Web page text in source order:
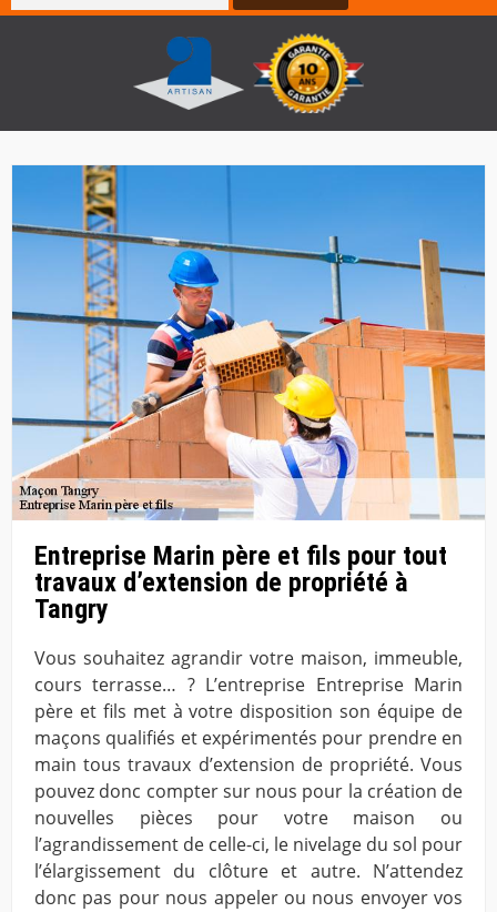
Entreprise Marin père et fils pour tout
travaux d’extension de propriété à
Tangry
Vous souhaitez agrandir votre maison, immeuble,
cours terrasse… ? L’entreprise Entreprise Marin
père et fils met à votre disposition son équipe de
maçons qualifiés et expérimentés pour prendre en
main tous travaux d’extension de propriété. Vous
pouvez donc compter sur nous pour la création de
nouvelles pièces pour votre maison ou
l’agrandissement de celle-ci, le nivelage du sol pour
l’élargissement du clôture et autre. N’attendez
donc pas pour nous appeler ou nous envoyer vos